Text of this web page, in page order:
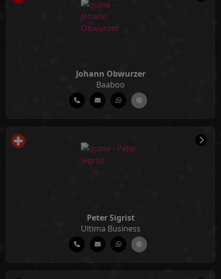
Johann Obwurzer
Baaboo
Peter Sigrist
Ultima Business